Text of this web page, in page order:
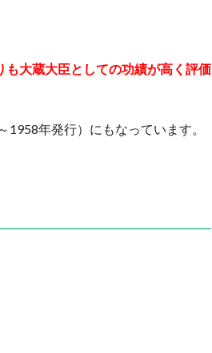
も大蔵大臣としての功績が高く評価
1958年発行）にもなっています。